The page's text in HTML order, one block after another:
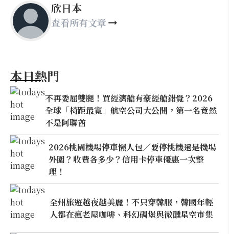
欣日本
查看所有文章
本日熱門
不再委屈雙腿！買經濟艙有豪經艙錯覺？2026
全球「椅距最寬」航空公司大公開，第一名竟然
不是阿聯酋
2026桃園機場停車懶人包／要停桃機還是機場
外圍？收費各多少？信用卡停車優惠一次整
理！
全州旅遊越夜越美麗！不只穿韓服，韓國年輕
人都在瘋老屋咖啡、科幻碉堡與微醺星空市集